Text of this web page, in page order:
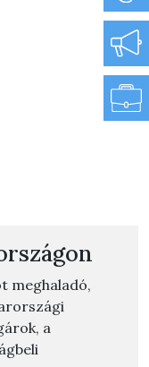
meghaladó,
a